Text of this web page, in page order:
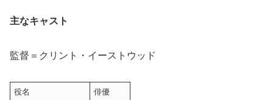
主なキャスト
監督＝クリント・イーストウッド
役名 俳優